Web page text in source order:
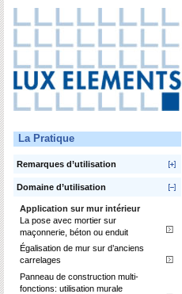
La Pratique
Remarques d’utilisation
Domaine d’utilisation
Application sur mur intérieur
La pose avec mortier sur
maçonnerie, béton ou enduit
Égalisation de mur sur d’anciens
carrelages
Panneau de construction multi-
fonctions: utilisation murale